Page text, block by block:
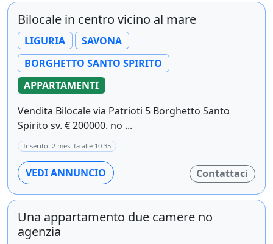
Bilocale in centro vicino al mare
LIGURIA
SAVONA
BORGHETTO SANTO SPIRITO
APPARTAMENTI
Vendita Bilocale via Patrioti 5 Borghetto Santo
Spirito sv. € 200000. no ...
Inserito: 2 mesi fa alle 10:35
VEDI ANNUNCIO Contattaci
Una appartamento due camere no
agenzia